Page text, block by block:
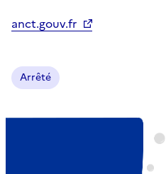
anct.gouv.fr
Arrêté